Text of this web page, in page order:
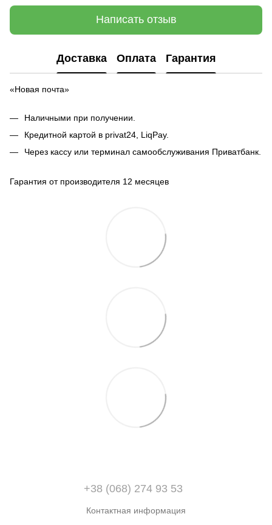
Написать отзыв
Доставка Оплата Гарантия
«Новая почта»
Наличными при получении.
Кредитной картой в privat24, LiqPay.
Через кассу или терминал самообслуживания Приватбанк.
Гарантия от производителя 12 месяцев
+38 (068) 274 93 53
Контактная информация